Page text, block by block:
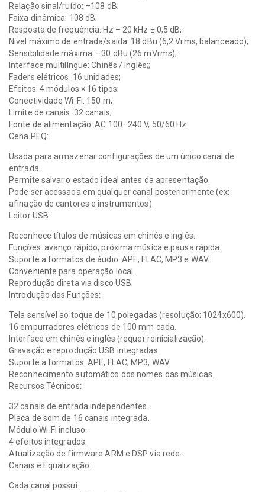
Relação sinal/ruído: –108 dB;
Faixa dinâmica: 108 dB;
Resposta de frequência: Hz – 20 kHz ± 0,5 dB;
Nível máximo de entrada/saída: 18 dBu (6,2 Vrms, balanceado);
Sensibilidade máxima: –30 dBu (26 mVrms);
Interface multilíngue: Chinês / Inglês;;
Faders elétricos: 16 unidades;
Efeitos: 4 módulos × 16 tipos;
Conectividade Wi-Fi: 150 m;
Limite de canais: 32 canais;
Fonte de alimentação: AC 100–240 V, 50/60 Hz.
Cena PEQ:
Usada para armazenar configurações de um único canal de
entrada.
Permite salvar o estado ideal antes da apresentação.
Pode ser acessada em qualquer canal posteriormente (ex:
afinação de cantores e instrumentos).
Leitor USB:
Reconhece títulos de músicas em chinês e inglês.
Funções: avanço rápido, próxima música e pausa rápida.
Suporte a formatos de áudio: APE, FLAC, MP3 e WAV.
Conveniente para operação local.
Reprodução direta via disco USB.
Introdução das Funções:
Tela sensível ao toque de 10 polegadas (resolução: 1024x600).
16 empurradores elétricos de 100 mm cada.
Interface em chinês e inglês (requer reinicialização).
Gravação e reprodução USB integradas.
Suporte a formatos: APE, FLAC, MP3, WAV.
Reconhecimento automático dos nomes das músicas.
Recursos Técnicos:
32 canais de entrada independentes.
Placa de som de 16 canais integrada.
Módulo Wi-Fi incluso.
4 efeitos integrados.
Atualização de firmware ARM e DSP via rede.
Canais e Equalização:
Cada canal possui: